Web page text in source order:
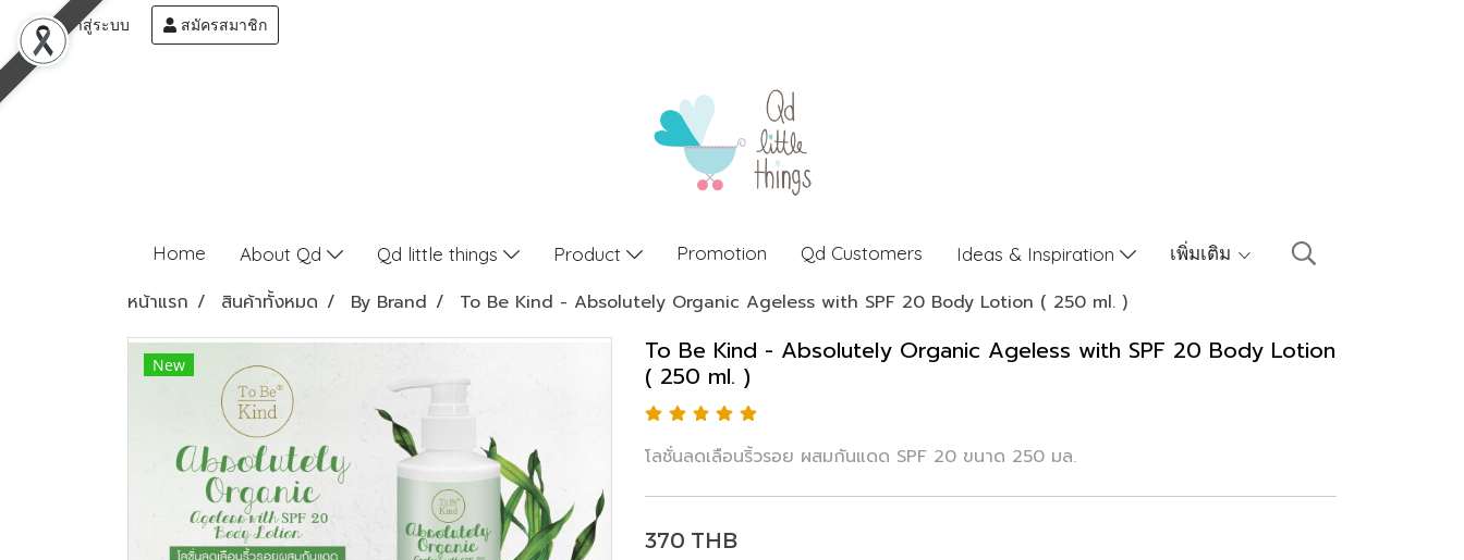
เข้าสู่ระบบ สมัครสมาชิก
Home About Qd Qd little things Product Promotion Qd Customers Ideas & Inspiration เพิ่มเติม
หน้าแรก สินค้าทั้งหมด By Brand To Be Kind - Absolutely Organic Ageless with SPF 20 Body Lotion ( 250 ml. )
New
To Be Kind - Absolutely Organic Ageless with SPF 20 Body Lotion
( 250 ml. )
โลชั่นลดเลือนริ้วรอย ผสมกันแดด SPF 20 ขนาด 250 มล.
370 THB